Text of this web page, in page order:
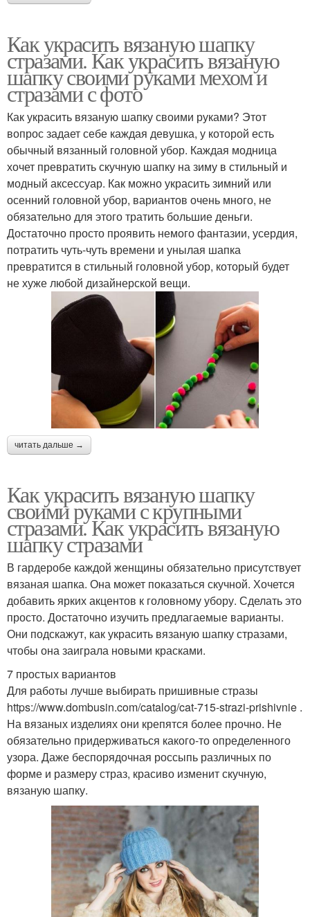
Как украсить вязаную шапку
стразами. Как украсить вязаную
шапку своими руками мехом и
стразами с фото
Как украсить вязаную шапку своими руками? Этот
вопрос задает себе каждая девушка, у которой есть
обычный вязанный головной убор. Каждая модница
хочет превратить скучную шапку на зиму в стильный и
модный аксессуар. Как можно украсить зимний или
осенний головной убор, вариантов очень много, не
обязательно для этого тратить большие деньги.
Достаточно просто проявить немого фантазии, усердия,
потратить чуть-чуть времени и унылая шапка
превратится в стильный головной убор, который будет
не хуже любой дизайнерской вещи.
читать дальше →
Как украсить вязаную шапку
своими руками с крупными
стразами. Как украсить вязаную
шапку стразами
В гардеробе каждой женщины обязательно присутствует
вязаная шапка. Она может показаться скучной. Хочется
добавить ярких акцентов к головному убору. Сделать это
просто. Достаточно изучить предлагаемые варианты.
Они подскажут, как украсить вязаную шапку стразами,
чтобы она заиграла новыми красками.
7 простых вариантов
Для работы лучше выбирать пришивные стразы
https://www.dombusin.com/catalog/cat-715-strazi-prishivnie .
На вязаных изделиях они крепятся более прочно. Не
обязательно придерживаться какого-то определенного
узора. Даже беспорядочная россыпь различных по
форме и размеру страз, красиво изменит скучную,
вязаную шапку.